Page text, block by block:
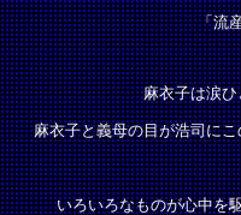
「流
麻衣子は涙
麻衣子と義母の目が浩司に
いろいろなものが心中を